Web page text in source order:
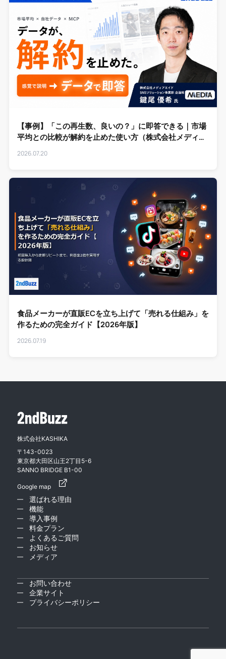
【事例】「この再生数、良いの？」に即答できる｜市場
平均との比較が解約を止めた使い方（株式会社メディア
2026.07.20
食品メーカーが直販ECを立ち上げて「売れる仕組み」を
作るための完全ガイド【2026年版】
2026.07.19
株式会社KASHIKA
〒143-0023
東京都大田区山王2丁目5-6
SANNO BRIDGE B1-00
Google map
選ばれる理由
機能
導入事例
料金プラン
よくあるご質問
お知らせ
メディア
お問い合わせ
企業サイト
プライバシーポリシー